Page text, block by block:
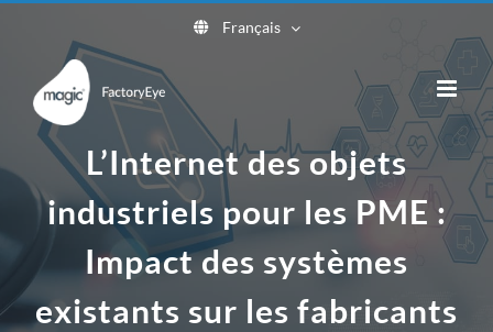
content
Français
L’Internet des objets
industriels pour les PME :
Impact des systèmes
existants sur les fabricants